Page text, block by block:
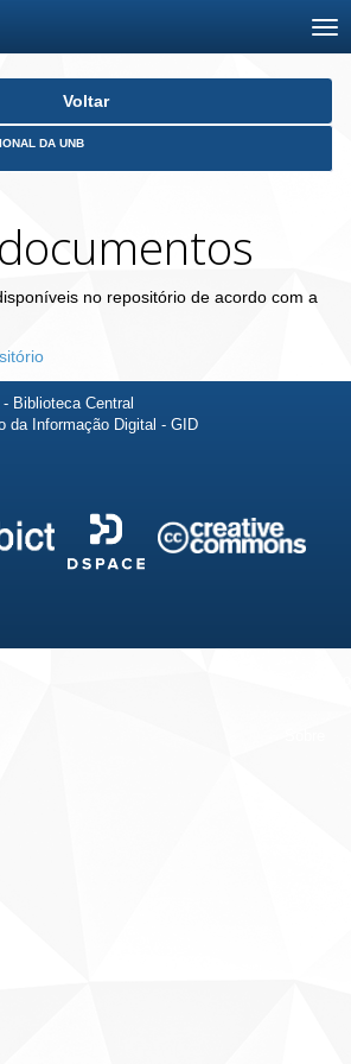
Voltar
DA UNB
no repositório de acordo com a
Biblioteca Central
da Informação Digital - GID